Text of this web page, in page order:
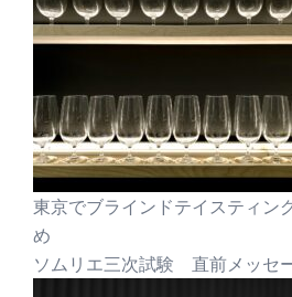
東京でブラインドテイスティン
め
ソムリエ三次試験 直前メッセ